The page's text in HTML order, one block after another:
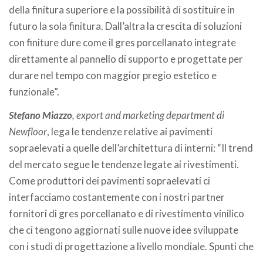
della finitura superiore e la possibilità di sostituire in
futuro la sola finitura. Dall’altra la crescita di soluzioni
con finiture dure come il gres porcellanato integrate
direttamente al pannello di supporto e progettate per
durare nel tempo con maggior pregio estetico e
funzionale”.
Stefano Miazzo, export and marketing department di
Newfloor, lega le tendenze relative ai pavimenti
sopraelevati a quelle dell’architettura di interni: “Il trend
del mercato segue le tendenze legate ai rivestimenti.
Come produttori dei pavimenti sopraelevati ci
interfacciamo costantemente con i nostri partner
fornitori di gres porcellanato e di rivestimento vinilico
che ci tengono aggiornati sulle nuove idee sviluppate
con i studi di progettazione a livello mondiale. Spunti che